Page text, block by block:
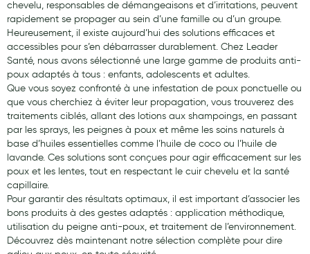
Médication familiale
Orthopédie
Les marques
My Privilege
Les promotions
chevelu, responsables de démangeaisons et d’irritations, peuvent
rapidement se propager au sein d’une famille ou d’un groupe.
Heureusement, il existe aujourd’hui des solutions efficaces et
accessibles pour s’en débarrasser durablement. Chez Leader
Santé, nous avons sélectionné une large gamme de produits anti-
poux adaptés à tous : enfants, adolescents et adultes.
Que vous soyez confronté à une infestation de poux ponctuelle ou
que vous cherchiez à éviter leur propagation, vous trouverez des
traitements ciblés, allant des lotions aux shampoings, en passant
par les sprays, les peignes à poux et même les soins naturels à
base d’huiles essentielles comme l’huile de coco ou l’huile de
lavande. Ces solutions sont conçues pour agir efficacement sur les
poux et les lentes, tout en respectant le cuir chevelu et la santé
capillaire.
Pour garantir des résultats optimaux, il est important d’associer les
bons produits à des gestes adaptés : application méthodique,
utilisation du peigne anti-poux, et traitement de l’environnement.
Découvrez dès maintenant notre sélection complète pour dire